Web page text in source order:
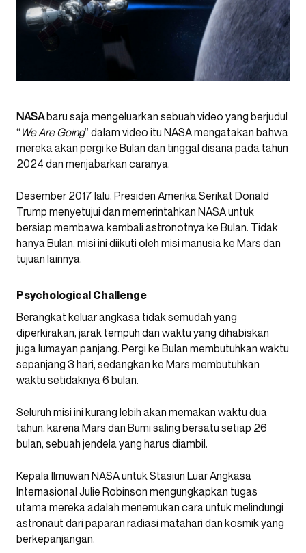
NASAbaru saja mengeluarkan sebuah video yang berjudul
“ We Are Going” dalam video itu NASA mengatakan bahwa
mereka akan pergi ke Bulan dan tinggal disana pada tahun
2024 dan menjabarkan caranya.
Desember 2017 lalu, Presiden Amerika Serikat Donald
Trump menyetujui dan memerintahkan NASA untuk
bersiap membawa kembali astronotnya ke Bulan. Tidak
hanya Bulan, misi ini diikuti oleh misi manusia ke Mars dan
tujuan lainnya.
Psychological Challenge
Berangkat keluar angkasa tidak semudah yang
diperkirakan, jarak tempuh dan waktu yang dihabiskan
juga lumayan panjang. Pergi ke Bulan membutuhkan waktu
sepanjang 3 hari, sedangkan ke Mars membutuhkan
waktu setidaknya 6 bulan.
Seluruh misi ini kurang lebih akan memakan waktu dua
tahun, karena Mars dan Bumi saling bersatu setiap 26
bulan, sebuah jendela yang harus diambil.
Kepala Ilmuwan NASA untuk Stasiun Luar Angkasa
Internasional Julie Robinson mengungkapkan tugas
utama mereka adalah menemukan cara untuk melindungi
astronaut dari paparan radiasi matahari dan kosmik yang
berkepanjangan.